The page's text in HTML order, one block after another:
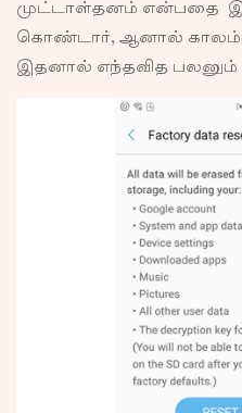
முட்டாள்தனம் என்பதை
கொண்டார், ஆனால்
இதனால் எந்தவித பலனும்